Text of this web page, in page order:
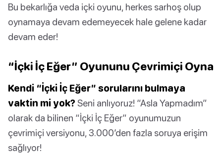
Bu bekarlığa veda içki oyunu, herkes sarhoş olup
oynamaya devam edemeyecek hale gelene kadar
devam eder!
“İçki İç Eğer” Oyununu Çevrimiçi Oyna
Kendi “İçki İç Eğer” sorularını bulmaya
vaktin mi yok? Seni anlıyoruz! “Asla Yapmadım”
olarak da bilinen “İçki İç Eğer” oyunumuzun
çevrimiçi versiyonu, 3.000’den fazla soruya erişim
sağlıyor!